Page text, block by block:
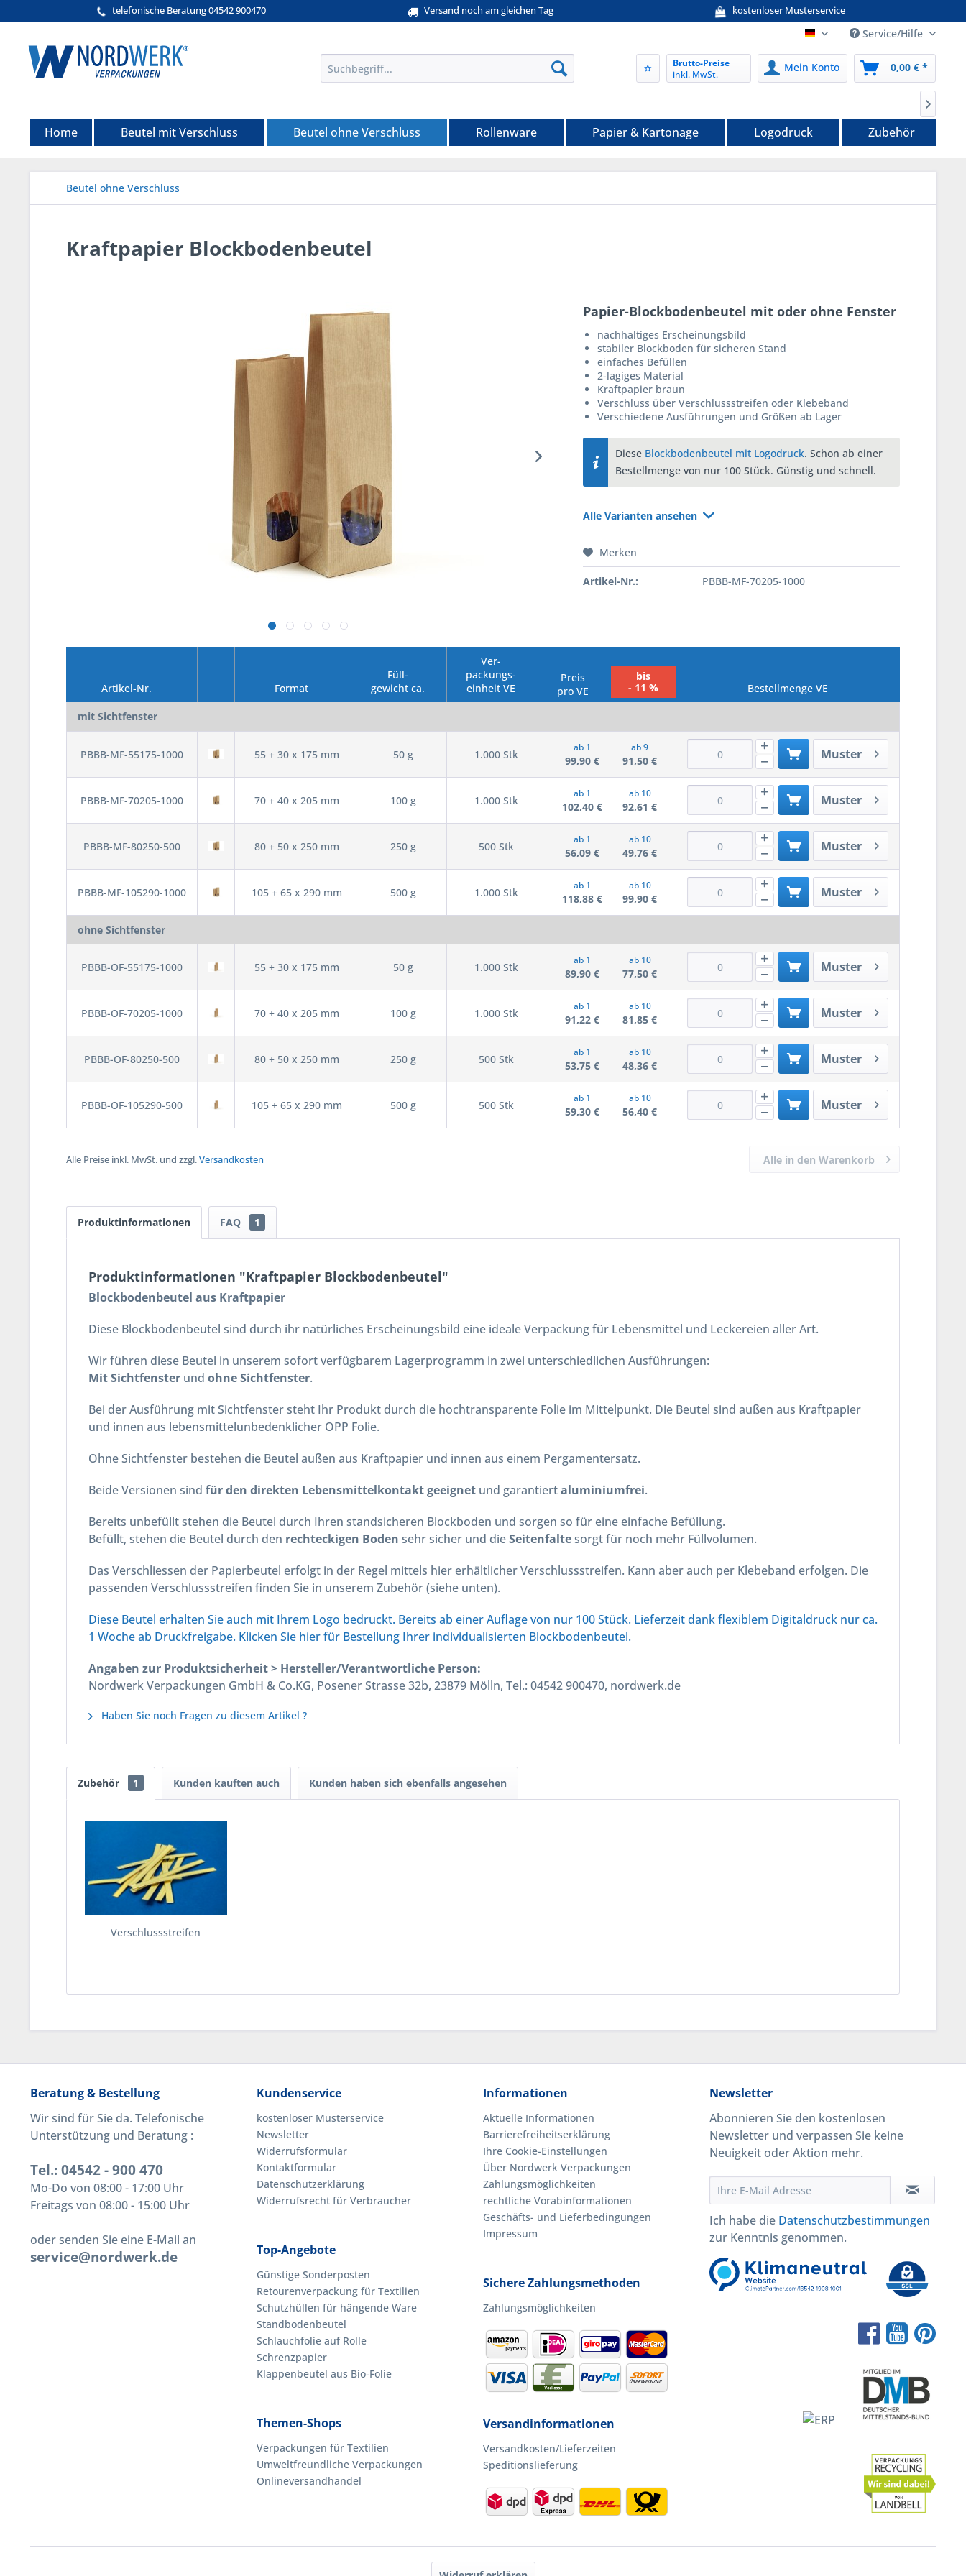
telefonische Beratung 04542 900470 Versand noch am gleichen Tag kostenloser Musterservice
nordwerk-verpackungen.de
Service/Hilfe
Brutto-Preise
inkl. MwSt.
Mein Konto 0,00 € *
Home Beutel mit Verschluss Beutel ohne Verschluss Rollenware Papier & Kartonage Logodruck Zubehör

Beutel ohne Verschluss
Kraftpapier Blockbodenbeutel
Papier-Blockbodenbeutel mit oder ohne Fenster
nachhaltiges Erscheinungsbild
stabiler Blockboden für sicheren Stand
einfaches Befüllen
2-lagiges Material
Kraftpapier braun
Verschluss über Verschlussstreifen oder Klebeband
Verschiedene Ausführungen und Größen ab Lager
Diese Blockbodenbeutel mit Logodruck. Schon ab einer
Bestellmenge von nur 100 Stück. Günstig und schnell.
Alle Varianten ansehen
Merken
Artikel-Nr.: PBBB-MF-70205-1000
Artikel-Nr. Format
Füll-
gewicht ca.
Ver-
packungs-
einheit VE
Preis
pro VE
bis
- 11 %
Bestellmenge VE
mit Sichtfenster
PBBB-MF-55175-1000 55 + 30 x 175 mm 50 g 1.000 Stk
ab 1
99,90 €
ab 9
91,50 € Muster
PBBB-MF-70205-1000 70 + 40 x 205 mm 100 g 1.000 Stk
ab 1
102,40 €
ab 10
92,61 € Muster
PBBB-MF-80250-500 80 + 50 x 250 mm 250 g 500 Stk
ab 1
56,09 €
ab 10
49,76 € Muster
PBBB-MF-105290-1000 105 + 65 x 290 mm 500 g 1.000 Stk
ab 1
118,88 €
ab 10
99,90 € Muster
ohne Sichtfenster
PBBB-OF-55175-1000 55 + 30 x 175 mm 50 g 1.000 Stk
ab 1
89,90 €
ab 10
77,50 € Muster
PBBB-OF-70205-1000 70 + 40 x 205 mm 100 g 1.000 Stk
ab 1
91,22 €
ab 10
81,85 € Muster
PBBB-OF-80250-500 80 + 50 x 250 mm 250 g 500 Stk
ab 1
53,75 €
ab 10
48,36 € Muster
PBBB-OF-105290-500 105 + 65 x 290 mm 500 g 500 Stk
ab 1
59,30 €
ab 10
56,40 € Muster
Alle Preise inkl. MwSt. und zzgl.Versandkosten Alle in den Warenkorb
Produktinformationen FAQ 1
Produktinformationen "Kraftpapier Blockbodenbeutel"
Blockbodenbeutel aus Kraftpapier
Diese Blockbodenbeutel sind durch ihr natürliches Erscheinungsbild eine ideale Verpackung für Lebensmittel und Leckereien aller Art.
Wir führen diese Beutel in unserem sofort verfügbarem Lagerprogramm in zwei unterschiedlichen Ausführungen:
Mit Sichtfenster und ohne Sichtfenster.
Bei der Ausführung mit Sichtfenster steht Ihr Produkt durch die hochtransparente Folie im Mittelpunkt. Die Beutel sind außen aus Kraftpapier
und innen aus lebensmittelunbedenklicher OPP Folie.
Ohne Sichtfenster bestehen die Beutel außen aus Kraftpapier und innen aus einem Pergamentersatz.
Beide Versionen sind für den direkten Lebensmittelkontakt geeignet und garantiertaluminiumfrei.
Bereits unbefüllt stehen die Beutel durch Ihren standsicheren Blockboden und sorgen so für eine einfache Befüllung.
Befüllt, stehen die Beutel durch den rechteckigen Boden sehr sicher und dieSeitenfaltesorgt für noch mehr Füllvolumen.
Das Verschliessen der Papierbeutel erfolgt in der Regel mittels hier erhältlicher Verschlussstreifen. Kann aber auch per Klebeband erfolgen. Die
passenden Verschlussstreifen finden Sie in unserem Zubehör (siehe unten).
Diese Beutel erhalten Sie auch mit Ihrem Logo bedruckt. Bereits ab einer Auflage von nur 100 Stück. Lieferzeit dank flexiblem Digitaldruck nur ca.
1 Woche ab Druckfreigabe. Klicken Sie hier für Bestellung Ihrer individualisierten Blockbodenbeutel.
Angaben zur Produktsicherheit > Hersteller/Verantwortliche Person:
Nordwerk Verpackungen GmbH & Co.KG, Posener Strasse 32b, 23879 Mölln, Tel.: 04542 900470, nordwerk.de
Haben Sie noch Fragen zu diesem Artikel ?
Zubehör 1 Kunden kauften auch Kunden haben sich ebenfalls angesehen
Verschlussstreifen
Beratung & Bestellung
Wir sind für Sie da. Telefonische
Unterstützung und Beratung :
Tel.: 04542 - 900 470
Mo-Do von 08:00 - 17:00 Uhr
Freitags von 08:00 - 15:00 Uhr
oder senden Sie eine E-Mail an
service@nordwerk.de
Kundenservice
kostenloser Musterservice
Newsletter
Widerrufsformular
Kontaktformular
Datenschutzerklärung
Widerrufsrecht für Verbraucher
Top-Angebote
Günstige Sonderposten
Retourenverpackung für Textilien
Schutzhüllen für hängende Ware
Standbodenbeutel
Schlauchfolie auf Rolle
Schrenzpapier
Klappenbeutel aus Bio-Folie
Themen-Shops
Verpackungen für Textilien
Umweltfreundliche Verpackungen
Onlineversandhandel
Informationen
Aktuelle Informationen
Barrierefreiheitserklärung
Ihre Cookie-Einstellungen
Über Nordwerk Verpackungen
Zahlungsmöglichkeiten
rechtliche Vorabinformationen
Geschäfts- und Lieferbedingungen
Impressum
Sichere Zahlungsmethoden
Zahlungsmöglichkeiten
Versandinformationen
Versandkosten/Lieferzeiten
Speditionslieferung
Newsletter
Abonnieren Sie den kostenlosen
Newsletter und verpassen Sie keine
Neuigkeit oder Aktion mehr.
Ich habe die Datenschutzbestimmungen
zur Kenntnis genommen.